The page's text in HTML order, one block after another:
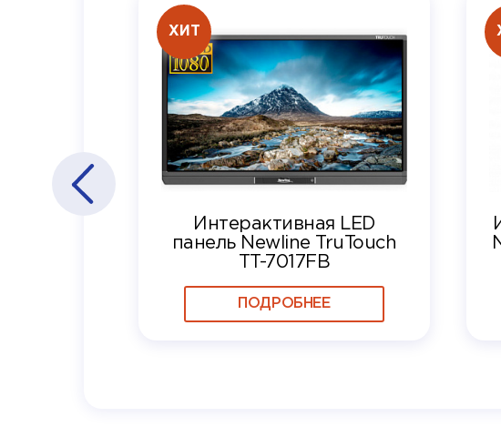
ХИТ
Интерактивная LED
панель Newline TruTouch
TT-7017FB
ПОДРОБНЕЕ